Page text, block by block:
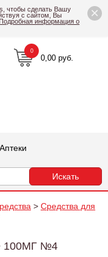
×
чтобы сделать Вашу
с сайтом, Вы
Подробная информация о
0,00 руб.
0
Аптеки
> Средства для
№4